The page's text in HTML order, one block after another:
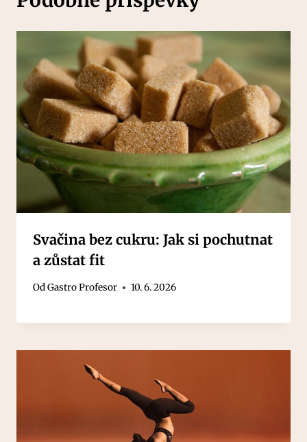
Svačina bez cukru: Jak si pochutnat
a zůstat fit
OdGastro Profesor 10. 6. 2026